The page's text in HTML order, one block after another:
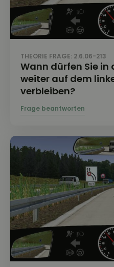
THEORIE FRAGE: 2.6.06-213
Wann dürfen Sie in
weiter auf dem
verbleiben?